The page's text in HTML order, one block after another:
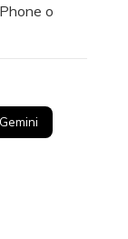
o
Gemini